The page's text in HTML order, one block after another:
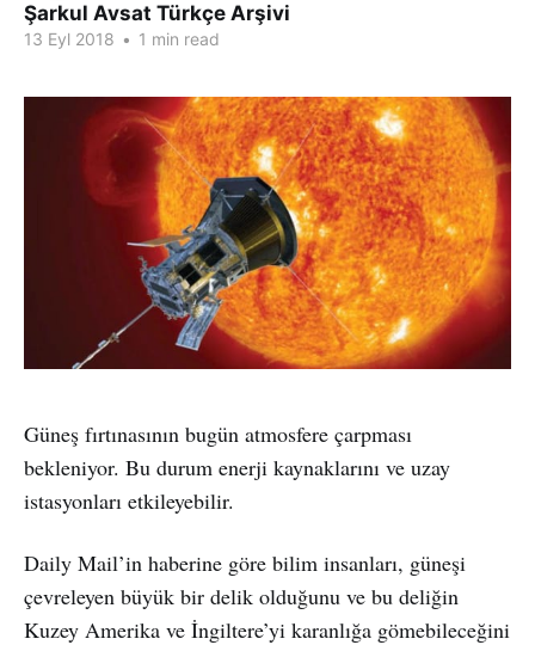
Şarkul Avsat Türkçe Arşivi
13 Eyl 2018 • 1 min read
Güneş fırtınasının bugün atmosfere çarpması
bekleniyor. Bu durum enerji kaynaklarını ve uzay
istasyonları etkileyebilir.
Daily Mail’in haberine göre bilim insanları, güneşi
çevreleyen büyük bir delik olduğunu ve bu deliğin
Kuzey Amerika ve İngiltere’yi karanlığa gömebileceğini